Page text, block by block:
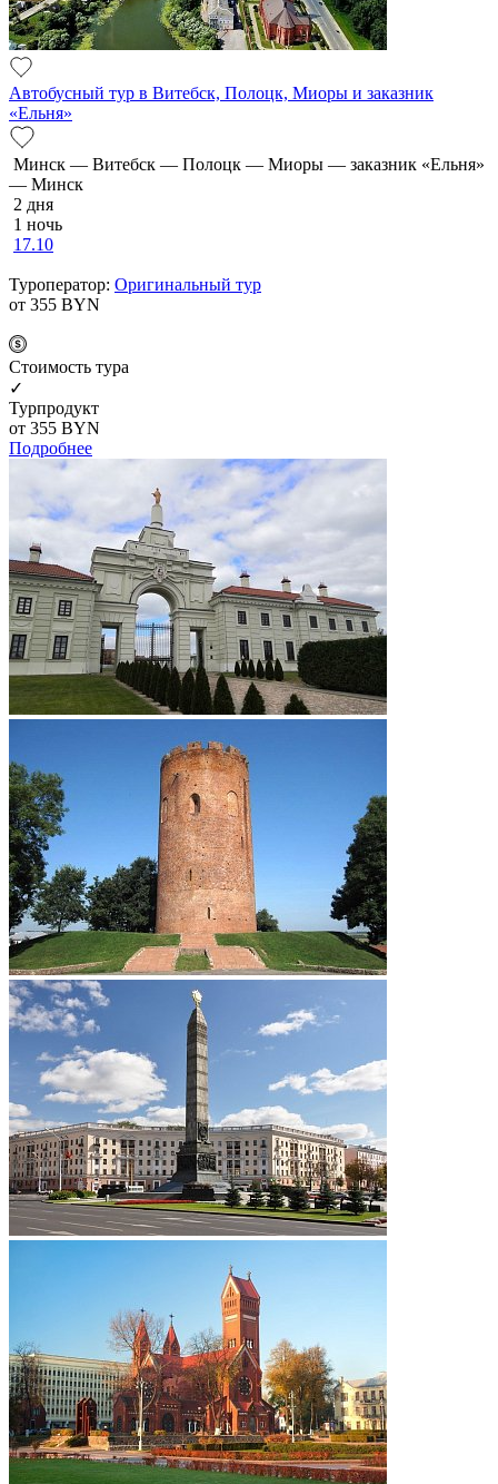
Автобусный тур в Витебск, Полоцк, Миоры и заказник
«Ельня»
Минск — Витебск — Полоцк — Миоры — заказник «Ельня»
— Минск
2 дня
1 ночь
17.10
Туроператор: Оригинальный тур
от 355 BYN
Cтоимость тура
✓
Турпродукт
от 355 BYN
Подробнее